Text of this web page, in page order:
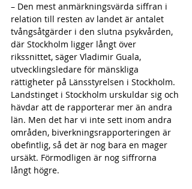
– Den mest anmärkningsvärda siffran i
relation till resten av landet är antalet
tvångsåtgärder i den slutna psykvården,
där Stockholm ligger långt över
rikssnittet, säger Vladimir Guala,
utvecklingsledare för mänskliga
rättigheter på Länsstyrelsen i Stockholm.
Landstinget i Stockholm urskuldar sig och
hävdar att de rapporterar mer än andra
län. Men det har vi inte sett inom andra
områden, biverkningsrapporteringen är
obefintlig, så det är nog bara en mager
ursäkt. Förmodligen är nog siffrorna
långt högre.